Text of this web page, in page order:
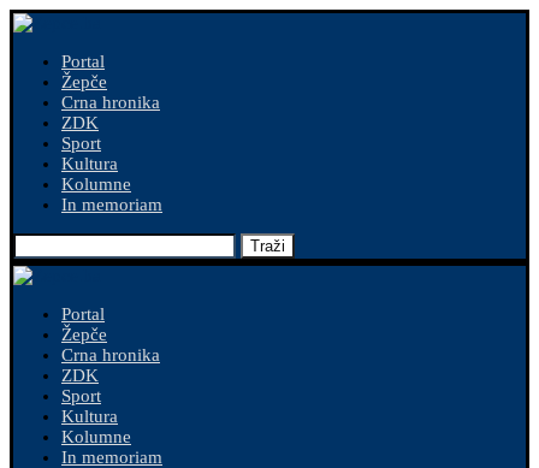
Portal
Žepče
Crna hronika
ZDK
Sport
Kultura
Kolumne
In memoriam
Traži
Portal
Žepče
Crna hronika
ZDK
Sport
Kultura
Kolumne
In memoriam